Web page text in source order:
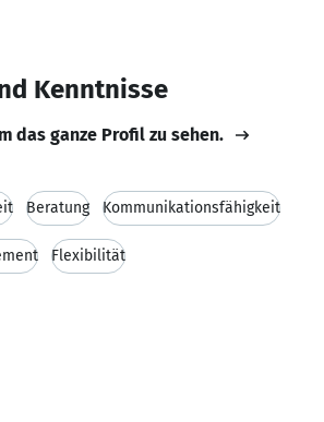
Kenntnisse
das ganze Profil zu sehen.
Beratung Kommunikationsfähigkeit
Flexibilität